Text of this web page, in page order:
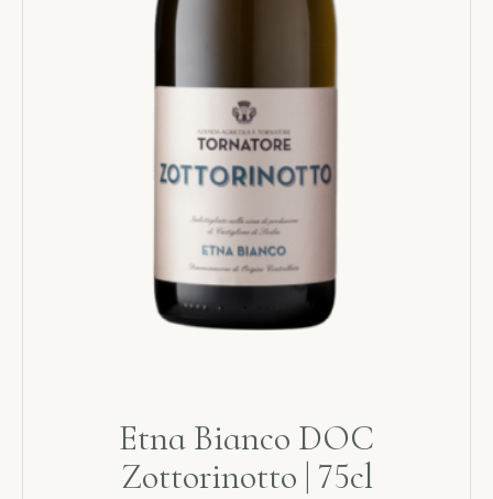
Etna Bianco DOC
Zottorinotto | 75cl